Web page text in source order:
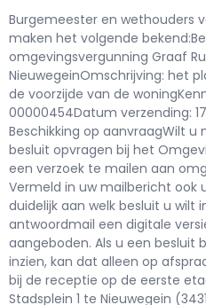
Burgemeester en wethouders
maken het volgende
omgevingsvergunning Graaf
NieuwegeinOmschrijving: het
de voorzijde van de
00000454Datum verzending:
Beschikking op aanvraagWilt
besluit opvragen bij het
een verzoek te mailen aan
Vermeld in uw mailbericht
duidelijk aan welk besluit u wilt
antwoordmail een digitale
aangeboden. Als u een besluit
inzien, kan dat alleen op
bij de receptie op de eerste
Stadsplein 1 te Nieuwegein